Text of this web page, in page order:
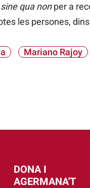
sine qua nonper a
les persones,
Mariano Rajoy
DONA I
AGERMANA'T